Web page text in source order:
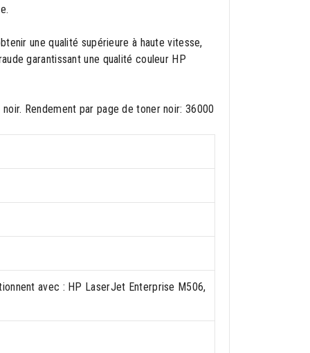
une qualité supérieure à haute vitesse,
garantissant une qualité couleur HP
Rendement par page de toner noir: 36000
avec : HP LaserJet Enterprise M506,